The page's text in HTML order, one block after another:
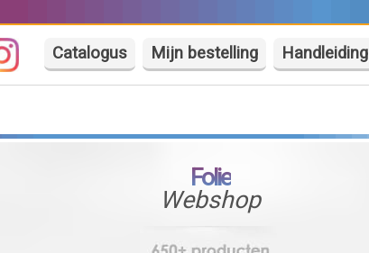
Catalogus Mijn bestelling Handleiding
Folie
Webshop